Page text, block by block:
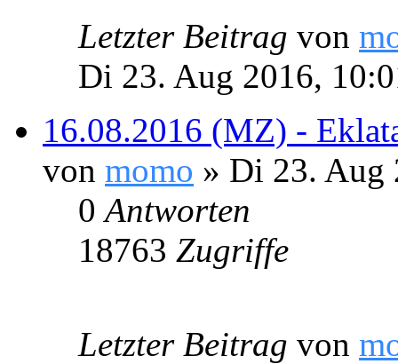
Letzter Beitrag von
Di 23. Aug 2016,
16.08.2016 (MZ) -
von momo » Di 23. Aug
0Antworten
18763 Zugriffe
Letzter Beitrag von